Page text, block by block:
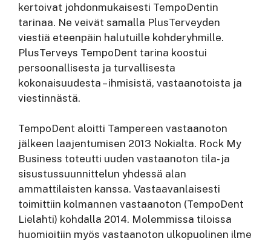
kertoivat johdonmukaisesti TempoDentin
tarinaa. Ne veivät samalla PlusTerveyden
viestiä eteenpäin halutuille kohderyhmille.
PlusTerveys TempoDent tarina koostui
persoonallisesta ja turvallisesta
kokonaisuudesta – ihmisistä, vastaanotoista ja
viestinnästä.
TempoDent aloitti Tampereen vastaanoton
jälkeen laajentumisen 2013 Nokialta. Rock My
Business toteutti uuden vastaanoton tila- ja
sisustussuunnittelun yhdessä alan
ammattilaisten kanssa. Vastaavanlaisesti
toimittiin kolmannen vastaanoton (TempoDent
Lielahti) kohdalla 2014. Molemmissa tiloissa
huomioitiin myös vastaanoton ulkopuolinen ilme